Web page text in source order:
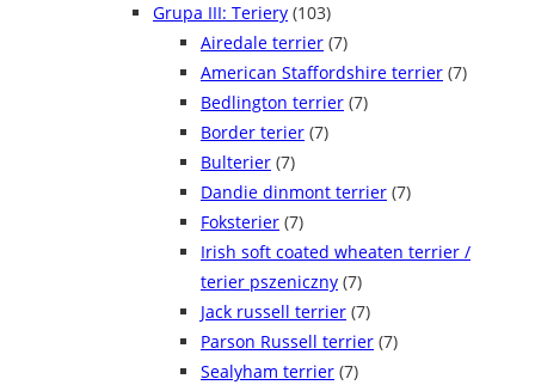
Grupa III: Teriery (103)
Airedale terrier (7)
American Staffordshire terrier (7)
Bedlington terrier (7)
Border terier (7)
Bulterier (7)
Dandie dinmont terrier (7)
Foksterier (7)
Irish soft coated wheaten terrier /
terier pszeniczny (7)
Jack russell terrier (7)
Parson Russell terrier (7)
Sealyham terrier (7)